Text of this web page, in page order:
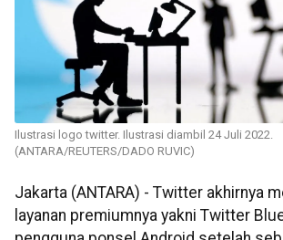
Ilustrasi logo twitter. Ilustrasi diambil 24 Juli 2022.
(ANTARA/REUTERS/DADO RUVIC)
Jakarta (ANTARA) - Twitter akhirnya
layanan premiumnya yakni Twitter